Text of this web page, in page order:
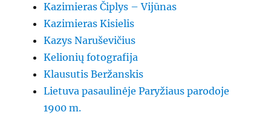
Kazimieras Čiplys – Vijūnas
Kazimieras Kisielis
Kazys Naruševičius
Kelionių fotografija
Klausutis Beržanskis
Lietuva pasaulinėje Paryžiaus parodoje
1900 m.